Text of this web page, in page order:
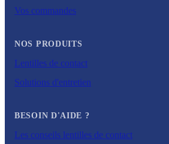
Vos commandes
NOS PRODUITS
Lentilles de contact
Solutions d'entretien
BESOIN D'AIDE ?
Les conseils lentilles de contact